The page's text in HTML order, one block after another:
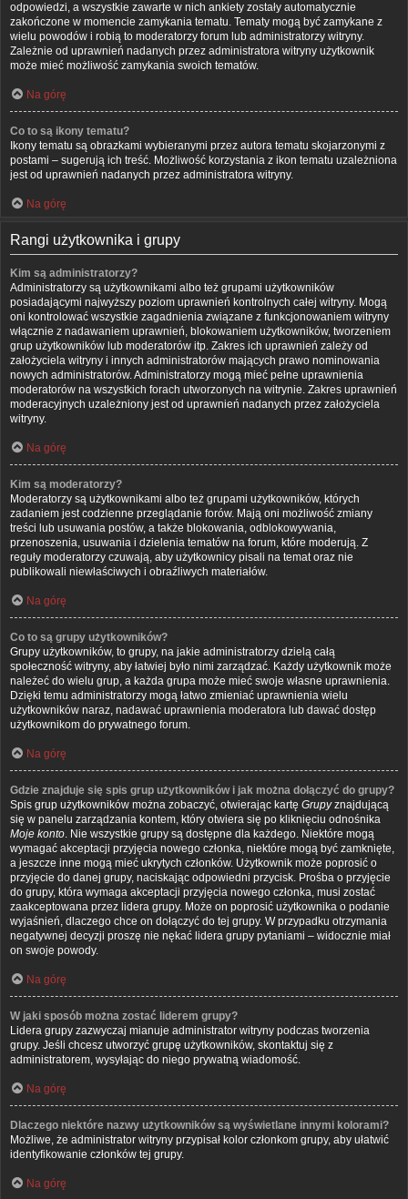
odpowiedzi, a wszystkie zawarte w nich ankiety zostały automatycznie
zakończone w momencie zamykania tematu. Tematy mogą być zamykane z
wielu powodów i robią to moderatorzy forum lub administratorzy witryny.
Zależnie od uprawnień nadanych przez administratora witryny użytkownik
może mieć możliwość zamykania swoich tematów.
Na górę
Co to są ikony tematu?
Ikony tematu są obrazkami wybieranymi przez autora tematu skojarzonymi z
postami – sugerują ich treść. Możliwość korzystania z ikon tematu uzależniona
jest od uprawnień nadanych przez administratora witryny.
Na górę
Rangi użytkownika i grupy
Kim są administratorzy?
Administratorzy są użytkownikami albo też grupami użytkowników
posiadającymi najwyższy poziom uprawnień kontrolnych całej witryny. Mogą
oni kontrolować wszystkie zagadnienia związane z funkcjonowaniem witryny
włącznie z nadawaniem uprawnień, blokowaniem użytkowników, tworzeniem
grup użytkowników lub moderatorów itp. Zakres ich uprawnień zależy od
założyciela witryny i innych administratorów mających prawo nominowania
nowych administratorów. Administratorzy mogą mieć pełne uprawnienia
moderatorów na wszystkich forach utworzonych na witrynie. Zakres uprawnień
moderacyjnych uzależniony jest od uprawnień nadanych przez założyciela
witryny.
Na górę
Kim są moderatorzy?
Moderatorzy są użytkownikami albo też grupami użytkowników, których
zadaniem jest codzienne przeglądanie forów. Mają oni możliwość zmiany
treści lub usuwania postów, a także blokowania, odblokowywania,
przenoszenia, usuwania i dzielenia tematów na forum, które moderują. Z
reguły moderatorzy czuwają, aby użytkownicy pisali na temat oraz nie
publikowali niewłaściwych i obraźliwych materiałów.
Na górę
Co to są grupy użytkowników?
Grupy użytkowników, to grupy, na jakie administratorzy dzielą całą
społeczność witryny, aby łatwiej było nimi zarządzać. Każdy użytkownik może
należeć do wielu grup, a każda grupa może mieć swoje własne uprawnienia.
Dzięki temu administratorzy mogą łatwo zmieniać uprawnienia wielu
użytkowników naraz, nadawać uprawnienia moderatora lub dawać dostęp
użytkownikom do prywatnego forum.
Na górę
Gdzie znajduje się spis grup użytkowników i jak można dołączyć do grupy?
Spis grup użytkowników można zobaczyć, otwierając kartę Grupyznajdującą
się w panelu zarządzania kontem, który otwiera się po kliknięciu odnośnika
Moje konto. Nie wszystkie grupy są dostępne dla każdego. Niektóre mogą
wymagać akceptacji przyjęcia nowego członka, niektóre mogą być zamknięte,
a jeszcze inne mogą mieć ukrytych członków. Użytkownik może poprosić o
przyjęcie do danej grupy, naciskając odpowiedni przycisk. Prośba o przyjęcie
do grupy, która wymaga akceptacji przyjęcia nowego członka, musi zostać
zaakceptowana przez lidera grupy. Może on poprosić użytkownika o podanie
wyjaśnień, dlaczego chce on dołączyć do tej grupy. W przypadku otrzymania
negatywnej decyzji proszę nie nękać lidera grupy pytaniami – widocznie miał
on swoje powody.
Na górę
W jaki sposób można zostać liderem grupy?
Lidera grupy zazwyczaj mianuje administrator witryny podczas tworzenia
grupy. Jeśli chcesz utworzyć grupę użytkowników, skontaktuj się z
administratorem, wysyłając do niego prywatną wiadomość.
Na górę
Dlaczego niektóre nazwy użytkowników są wyświetlane innymi kolorami?
Możliwe, że administrator witryny przypisał kolor członkom grupy, aby ułatwić
identyfikowanie członków tej grupy.
Na górę